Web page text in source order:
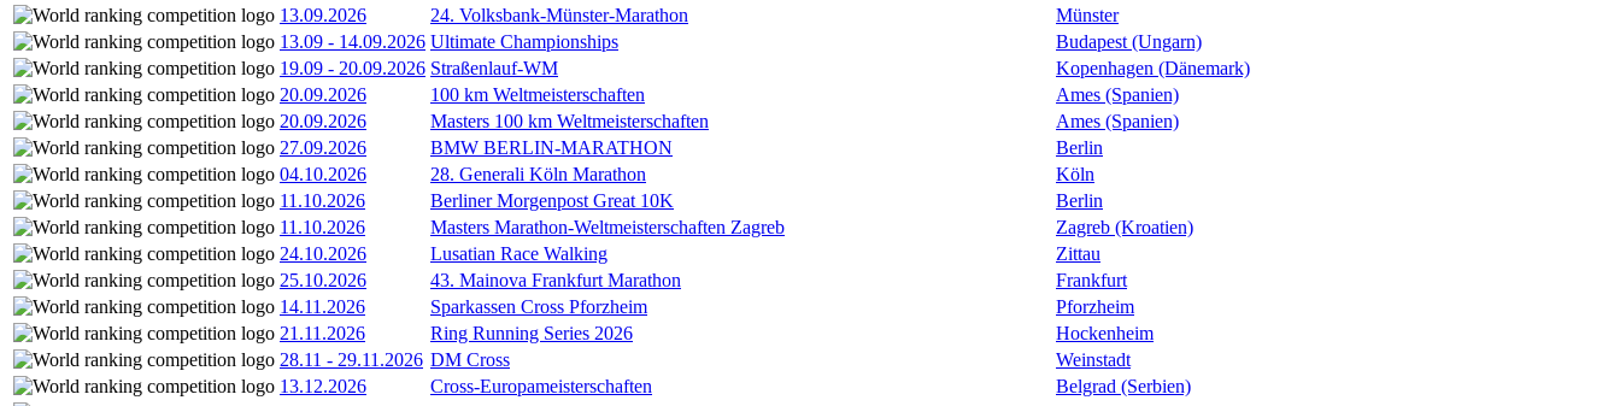
13.09.2026
24. Volksbank-Münster-Marathon
Münster
13.09 - 14.09.2026 Ultimate Championships
Budapest (Ungarn)
19.09 - 20.09.2026 Straßenlauf-WM
Kopenhagen (Dänemark)
20.09.2026
100 km Weltmeisterschaften
Ames (Spanien)
20.09.2026
Masters 100 km Weltmeisterschaften
Ames (Spanien)
27.09.2026
BMW BERLIN-MARATHON
Berlin
04.10.2026
28. Generali Köln Marathon
Köln
11.10.2026
Berliner Morgenpost Great 10K
Berlin
11.10.2026
Masters Marathon-Weltmeisterschaften Zagreb
Zagreb (Kroatien)
24.10.2026
Lusatian Race Walking
Zittau
25.10.2026
43. Mainova Frankfurt Marathon
Frankfurt
14.11.2026
Sparkassen Cross Pforzheim
Pforzheim
21.11.2026
Ring Running Series 2026
Hockenheim
28.11 - 29.11.2026 DM Cross
Weinstadt
13.12.2026
Cross-Europameisterschaften
Belgrad (Serbien)